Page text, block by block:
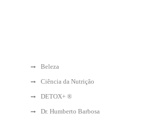
Beleza
Ciência da Nutrição
DETOX+ ®
Dr. Humberto Barbosa